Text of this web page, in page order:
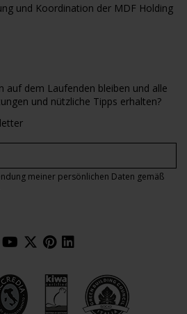
und Koordination der MDF Holding
auf dem Laufenden bleiben und alle
und nützliche Tipps erhalten?
meiner persönlichen Daten gemäß